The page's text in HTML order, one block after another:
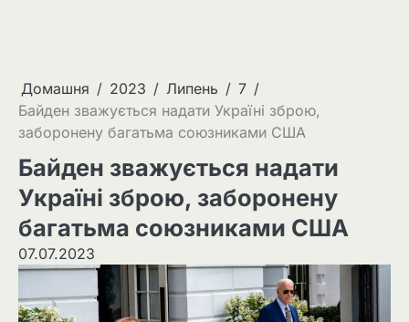
Домашня 2023 Липень
7
Байден зважується надати Україні зброю,
заборонену багатьма союзниками США
Байден зважується надати
Україні зброю, заборонену
багатьма союзниками США
07.07.2023